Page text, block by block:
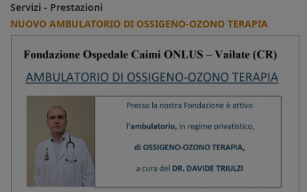
Servizi - Prestazioni
NUOVO AMBULATORIO DI OSSIGENO-OZONO TERAPIA